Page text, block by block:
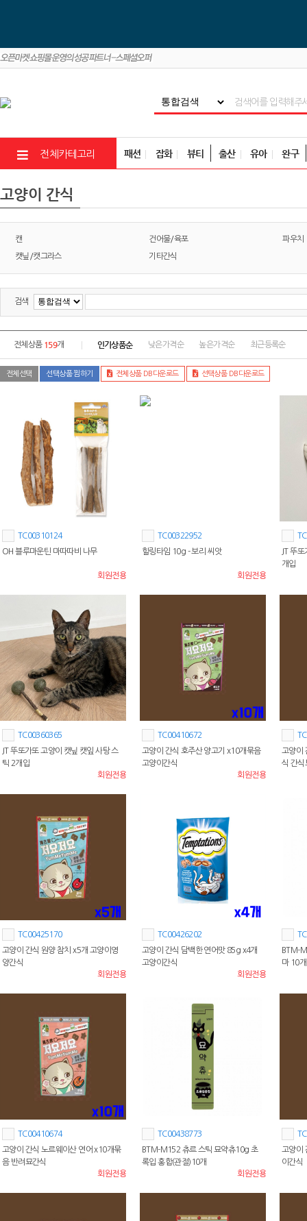
전체카테고리 패션 잡화 뷰티 출산 유아 완구
고양이 간식
캔 건어물/육포 파우치
캣닢/캣그라스 기타간식
검색
전체상품 159개 인기상품순 낮은가격순 높은가격순 최근등록순
전체선택 선택상품 찜하기 전체상품 DB다운로드 선택상품 DB다운로드
TC00310124
OH 블루마운틴 마따따비 나무
회원전용
TC00322952
힐링타임 10g - 보리 씨앗
회원전용
JT 뚜
개입
TC00360365
JT 뚜또가또 고양이 캣닢 캣잎 사탕 스
틱 2개입
회원전용
TC00410672
고양이 간식 호주산 양고기 x10개묶음
고양이간식
회원전용
고양이
식 간식
TC00425170
고양이 간식 원양 참치 x5개 고양이영
양간식
회원전용
TC00426202
고양이 간식 담백한 연어맛 85g x4개
고양이간식
회원전용
BTM-
마 10개
TC00410674
고양이 간식 노르웨이산 연어 x10개묶
음 반려묘간식
회원전용
TC00438773
BTM-M152 츄르 스틱 묘약츄10g 초
록입 홍합(관절)10개
회원전용
고양이
이간식